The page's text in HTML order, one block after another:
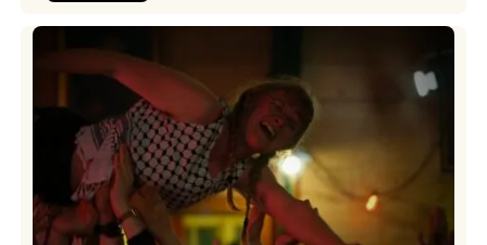
Lightning
Trio
–
Årets
Unge
Jazztalent
2024